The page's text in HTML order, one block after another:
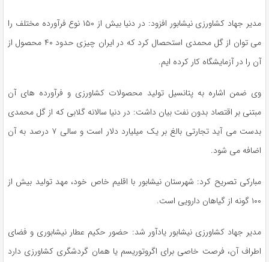
مدیر جهاد کشاورزی نیشابور افزود: در دنیا بیش از ۱۵۰ نوع فرآورده مختلف را
می توان از گل محمدی استحصال کرد که در ایران چیزی حدود ۴۰ محصول از
آن را در آزمایشگاه کار کرده ایم.
وی ضمن اشاره به پتانسیل تولید محصولات کشاورزی و فرآورده های آن
مبتنی بر اقتصاد بدون نفت بیان داشت: در دنیا سالانه گلابی که از گل محمدی
بدست می آید تجارتی بالغ بر یک میلیارد دلار است و سالی ۷ درصد به آن
اضافه می شود.
مبارکی تصریح کرد: شهرستان نیشابور با اقلیم خاص خود، مهد تولید بیش از
۱۰۰ گونه از گیاهان دارویی است.
مدیر جهاد کشاورزی نیشابور یادآور شد: حضور حکیم عطار نیشابوری و فضای
اطراف آن، فرصت خاصی برای اگروتوریسم یا همان گردشگری کشاورزی دارد